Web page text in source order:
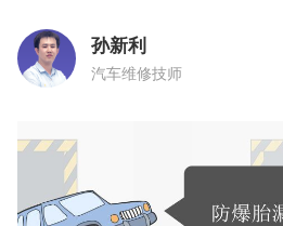
孙新利
汽车维修技师